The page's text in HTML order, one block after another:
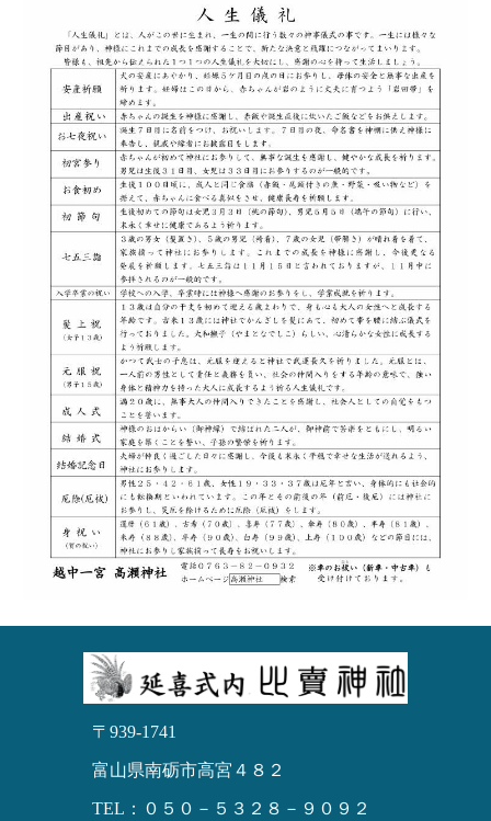
〒939-1741
富山県南砺市高宮４８２
TEL：０５０－５３２８－９０９２